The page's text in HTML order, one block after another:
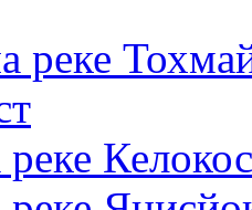
реке